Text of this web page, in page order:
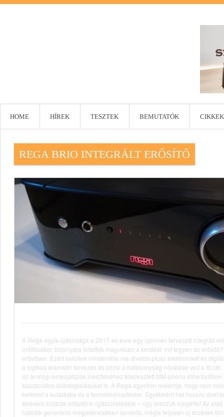
HOME HÍREK TESZTEK BEMUTATÓK CIKKEK
REGA BRIO INTEGRÁLT ERŐSÍTŐ
A Rega egyik újdonsága a 2017-es évre egy újonnan tervezett integrált
indításakor, bizonyára feltették magukban a kérdést: mit tegyen az
erősítsen. Ezért kerültek mindenféle ma divatos plusz elektronikát és
a logikus áramköri tervezés és ezzel a hatékonyság növelése volt a fő
az analóg lemezjátszók illesztéséhez kifejlesztett MM-phono
kapcsolatos állásfoglalásukat is. A Rega egyetlen reklámja, hogy nem
befektet a kutatásba és a termékfejlesztésbe. Egyébként hat hosszú évet
kedvenc büdzsé erősítőnk újjászületésére – úgy érezzük megérte! Az
hatodik generáció megjelenésében ismerős, mégis teljesen új érzések